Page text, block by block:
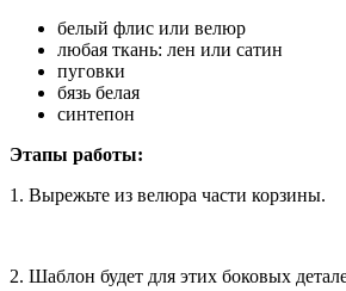
белый флис или велюр
любая ткань: лен или сатин
пуговки
бязь белая
синтепон
Этапы работы:
1. Вырежьте из велюра части корзины.
2. Шаблон будет для этих боковых